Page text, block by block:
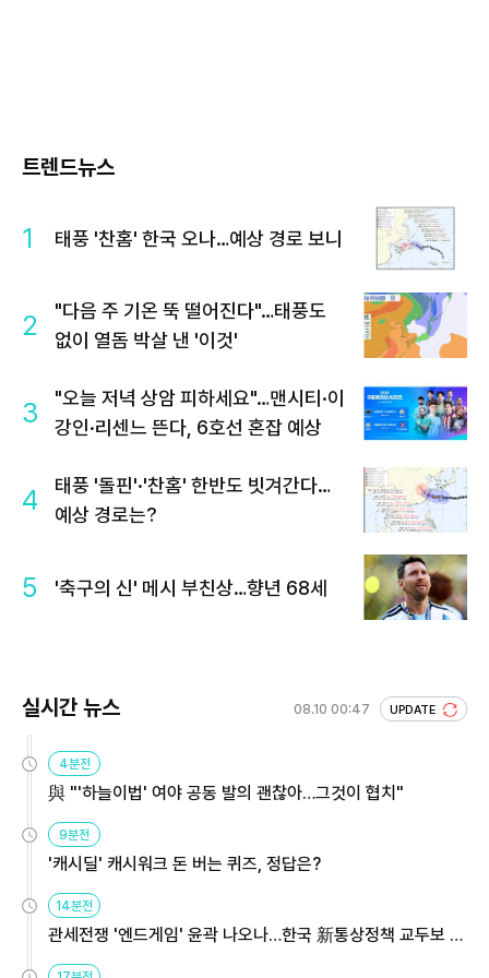
트렌드뉴스
1 태풍 '찬홈' 한국 오나…예상 경로 보니
2
"다음 주 기온 뚝 떨어진다"…태풍도
없이 열돔 박살 낸 '이것'
3
"오늘 저녁 상암 피하세요"…맨시티·이
강인·리센느 뜬다, 6호선 혼잡 예상
4
태풍 '돌핀'·'찬홈' 한반도 빗겨간다…
예상 경로는?
5 '축구의 신' 메시 부친상…향년 68세
실시간 뉴스 08.10 00:47 UPDATE
4분전
與 "'하늘이법' 여야 공동 발의 괜찮아…그것이 협치"
9분전
'캐시딜' 캐시워크 돈 버는 퀴즈, 정답은?
14분전
관세전쟁 '엔드게임' 윤곽 나오나…한국 新통상정책 교두보 활
용해야